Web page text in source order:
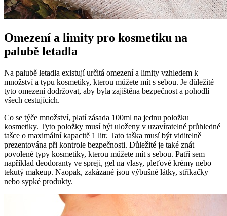
Omezení a limity pro kosmetiku na
palubě letadla
Na palubě letadla existují určitá omezení a limity vzhledem k
množství a typu kosmetiky, kterou můžete mít s sebou. Je důležité
tyto omezení dodržovat, aby byla zajištěna bezpečnost a pohodlí
všech cestujících.
Co se týče množství, platí zásada 100ml na jednu položku
kosmetiky. Tyto položky musí být uloženy v uzavíratelné průhledné
tašce o maximální kapacitě 1 litr. Tato taška musí být viditelně
prezentována při kontrole bezpečnosti. Důležité je také znát
povolené typy kosmetiky, kterou můžete mít s sebou. Patří sem
například deodoranty ve spreji, gel na vlasy, pleťové krémy nebo
tekutý makeup. Naopak, zakázané jsou výbušné látky, stříkačky
nebo sypké produkty.